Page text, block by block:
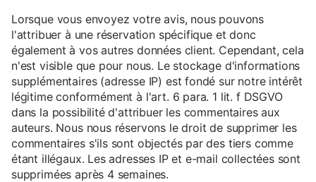
Lorsque vous envoyez votre avis, nous pouvons
l'attribuer à une réservation spécifique et donc
également à vos autres données client. Cependant, cela
n'est visible que pour nous. Le stockage d'informations
supplémentaires (adresse IP) est fondé sur notre intérêt
légitime conformément à l'art. 6 para. 1 lit. f DSGVO
dans la possibilité d'attribuer les commentaires aux
auteurs. Nous nous réservons le droit de supprimer les
commentaires s'ils sont objectés par des tiers comme
étant illégaux. Les adresses IP et e-mail collectées sont
supprimées après 4 semaines.